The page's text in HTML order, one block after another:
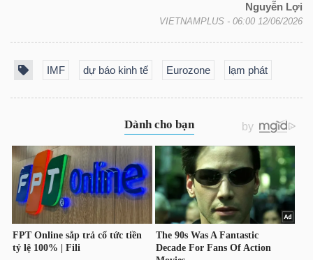
Nguyễn Lợi
VIETNAMPLUS - 06:00 12/06/2026
IMF dự báo kinh tế Eurozone lạm phát
DỮ
(-)
VS-
SECTOR